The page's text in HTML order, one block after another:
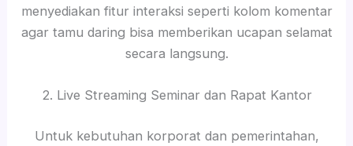
menyediakan fitur interaksi seperti kolom komentar
agar tamu daring bisa memberikan ucapan selamat
secara langsung.
2. Live Streaming Seminar dan Rapat Kantor
Untuk kebutuhan korporat dan pemerintahan,